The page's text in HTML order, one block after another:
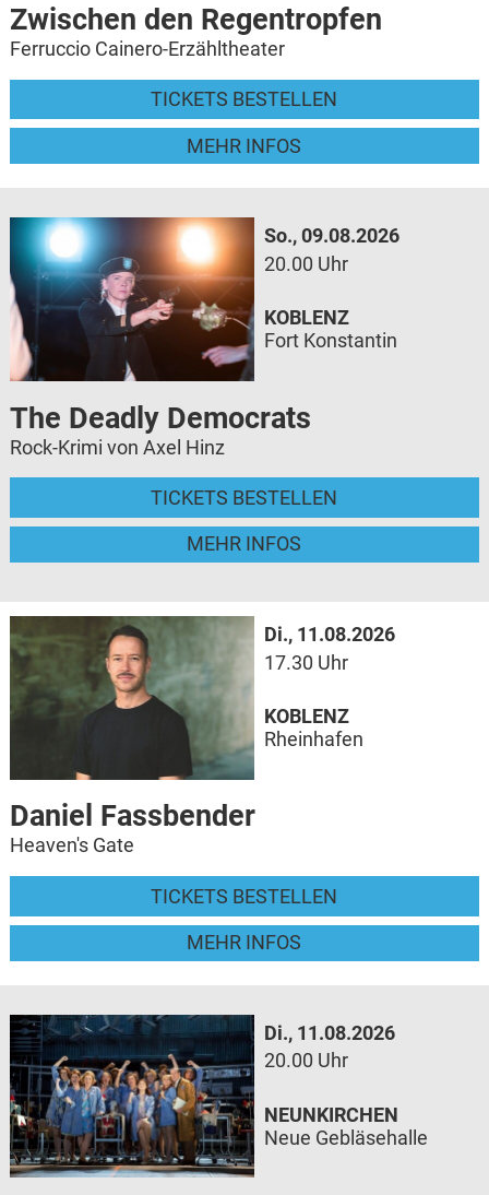
Zwischen den Regentropfen
Ferruccio Cainero-Erzähltheater
TICKETS BESTELLEN
MEHR INFOS
So., 09.08.2026
20.00 Uhr
The Deadly Democrats
Rock-Krimi von Axel Hinz
TICKETS BESTELLEN
MEHR INFOS
KOBLENZ
Fort Konstantin
Di., 11.08.2026
17.30 Uhr
Daniel Fassbender
Heaven's Gate
TICKETS BESTELLEN
MEHR INFOS
KOBLENZ
Rheinhafen
Di., 11.08.2026
20.00 Uhr
NEUNKIRCHEN
Neue Gebläsehalle